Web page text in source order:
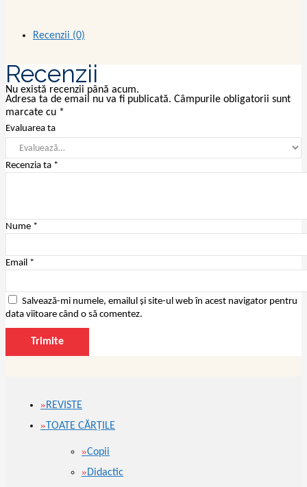
Recenzii (0)
Recenzii
Nu există recenzii până acum.
Adresa ta de email nu va fi publicată. Câmpurile obligatorii sunt
marcate cu *
Evaluarea ta
Recenzia ta *
Nume *
Email *
Salvează-mi numele, emailul și site-ul web în acest navigator pentru
data viitoare când o să comentez.
REVISTE
TOATE CĂRŢILE
Copii
Didactic